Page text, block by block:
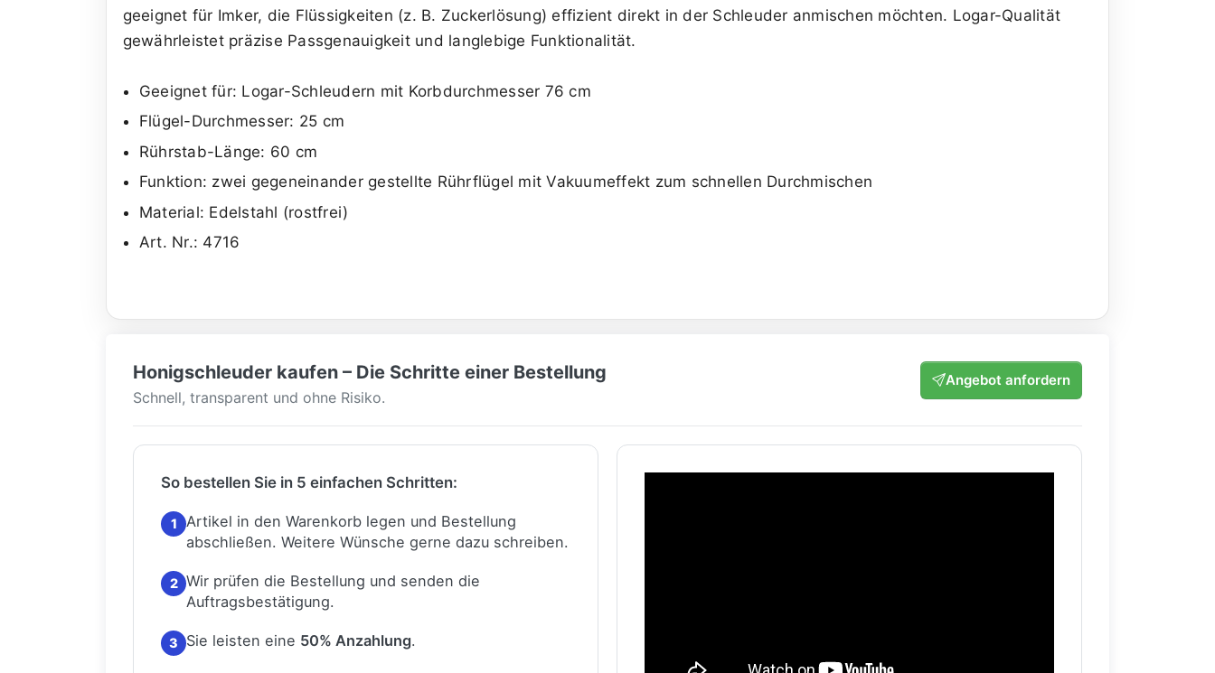
geeignet für Imker, die Flüssigkeiten (z. B. Zuckerlösung) effizient direkt in der Schleuder anmischen möchten. Logar-Qualität
gewährleistet präzise Passgenauigkeit und langlebige Funktionalität.
Geeignet für: Logar-Schleudern mit Korbdurchmesser 76 cm
Flügel-Durchmesser: 25 cm
Rührstab-Länge: 60 cm
Funktion: zwei gegeneinander gestellte Rührflügel mit Vakuumeffekt zum schnellen Durchmischen
Material: Edelstahl (rostfrei)
Art. Nr.: 4716
Honigschleuder kaufen – Die Schritte einer Bestellung
Schnell, transparent und ohne Risiko.
Angebot anfordern
So bestellen Sie in 5 einfachen Schritten:
1
Artikel in den Warenkorb legen und Bestellung
abschließen. Weitere Wünsche gerne dazu schreiben.
2 Wir prüfen die Bestellung und senden die
Auftragsbestätigung.
3 Sie leisten eine 50% Anzahlung.